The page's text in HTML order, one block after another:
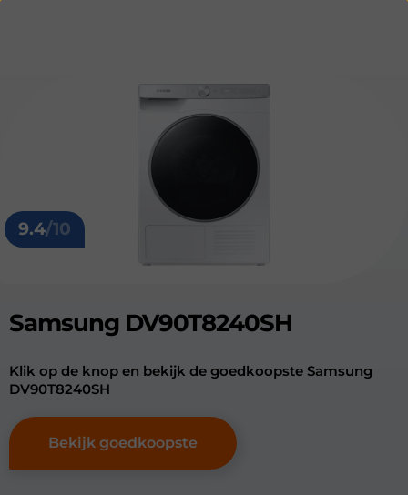
9.4/10
Samsung DV90T8240SH
Klik op de knop en bekijk de goedkoopste Samsung
DV90T8240SH
Bekijk goedkoopste